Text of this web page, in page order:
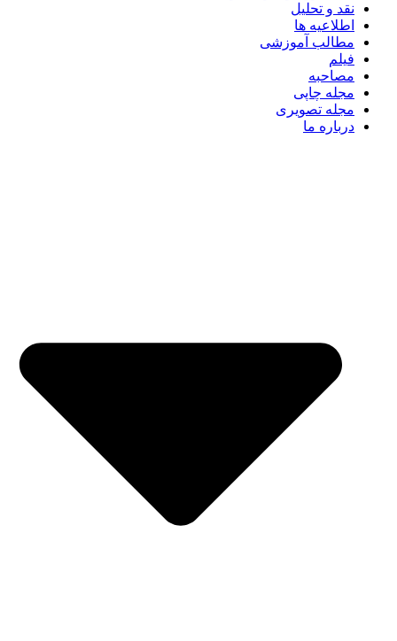
نقد و تحلیل
اطلاعیه ها
مطالب آموزشی
فیلم
مصاحبه
مجله چاپی
مجله تصویری
درباره ما